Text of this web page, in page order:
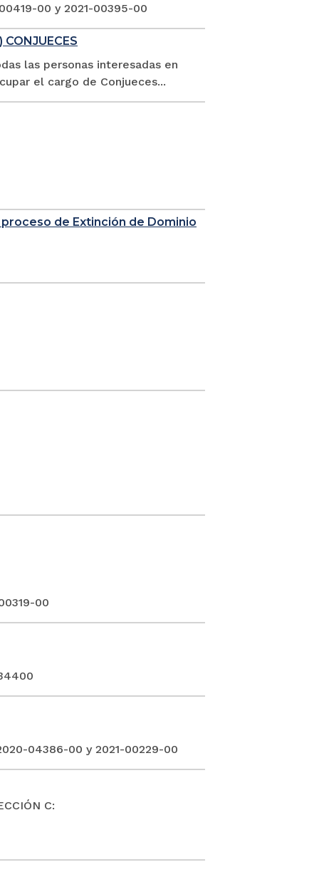
00 y 2021-00395-00
las personas interesadas en
el cargo de Conjueces...
de Extinción de Dominio
00
04386-00 y 2021-00229-00
C: